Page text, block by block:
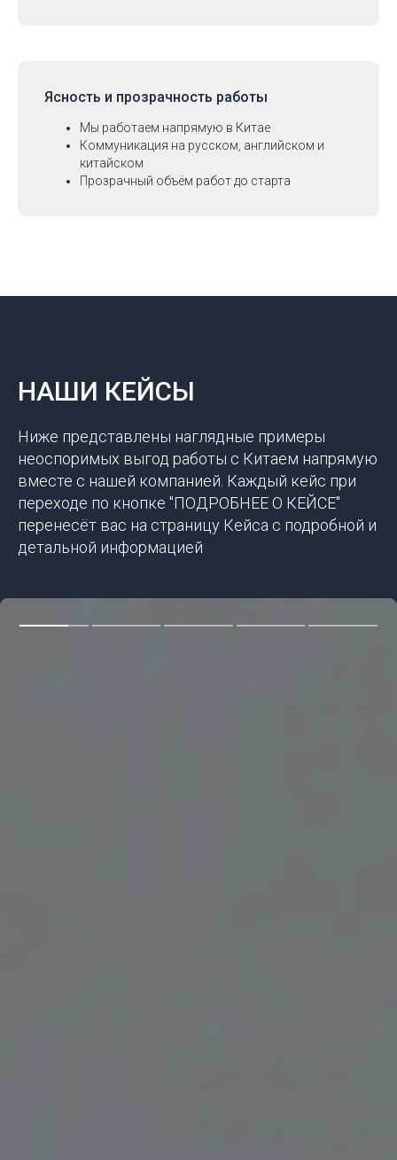
Ясность и прозрачность работы
Мы работаем напрямую в Китае
Коммуникация на русском, английском и
китайском
Прозрачный объём работ до старта
НАШИ КЕЙСЫ
Ниже представлены наглядные примеры
неоспоримых выгод работы с Китаем напрямую
вместе с нашей компанией. Каждый кейс при
переходе по кнопке "ПОДРОБНЕЕ О КЕЙСЕ"
перенесёт вас на страницу Кейса с подробной и
детальной информацией